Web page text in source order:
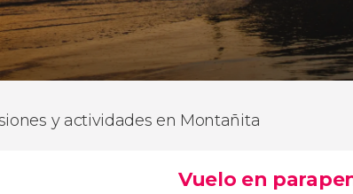
y actividades en Montañita
Vuelo en